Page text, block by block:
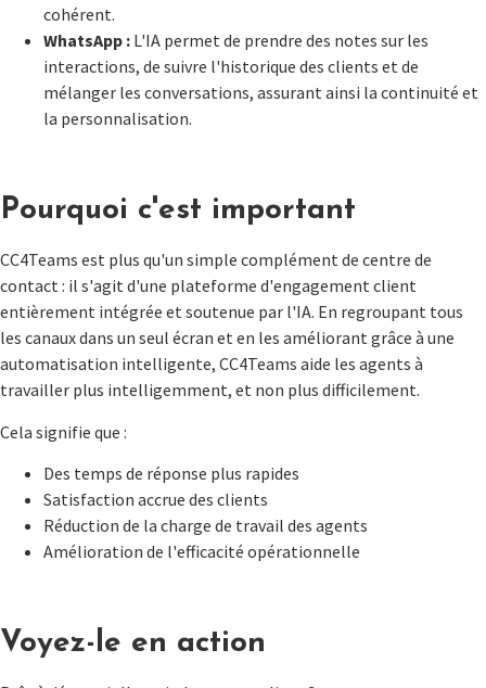
cohérent.
WhatsApp : L'IA permet de prendre des notes sur les
interactions, de suivre l'historique des clients et de
mélanger les conversations, assurant ainsi la continuité et
la personnalisation.
Pourquoi c'est important
CC4Teams est plus qu'un simple complément de centre de
contact : il s'agit d'une plateforme d'engagement client
entièrement intégrée et soutenue par l'IA. En regroupant tous
les canaux dans un seul écran et en les améliorant grâce à une
automatisation intelligente, CC4Teams aide les agents à
travailler plus intelligemment, et non plus difficilement.
Cela signifie que :
Des temps de réponse plus rapides
Satisfaction accrue des clients
Réduction de la charge de travail des agents
Amélioration de l'efficacité opérationnelle
Voyez-le en action